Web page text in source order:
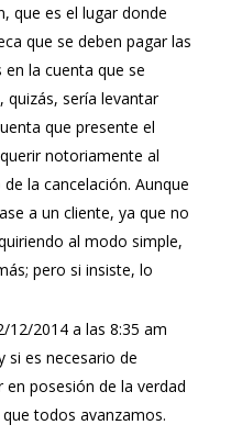
que es el lugar donde
que se deben pagar las
la cuenta que se
quizás, sería levantar
que presente el
notoriamente al
la cancelación. Aunque
a un cliente, ya que no
al modo simple,
pero si insiste, lo
12/2014 a las 8:35 am
si es necesario de
posesión de la verdad
todos avanzamos.